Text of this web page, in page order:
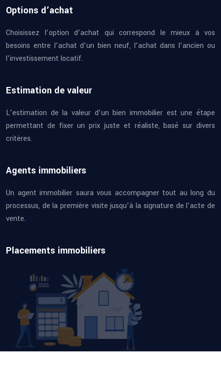
Options d’achat
Choisissez l’option d’achat qui correspond le mieux à vos
besoins entre l’achat d’un bien neuf, l’achat dans l’ancien ou
l’investissement locatif.
Estimation de valeur
L’estimation de la valeur d’un bien immobilier est une étape
permettant de fixer un prix juste et réaliste, basé sur divers
critères.
Agents immobiliers
Un agent immobilier saura vous accompagner tout au long du
processus, de la première visite jusqu’à la signature de l’acte de
vente.
Placements immobiliers